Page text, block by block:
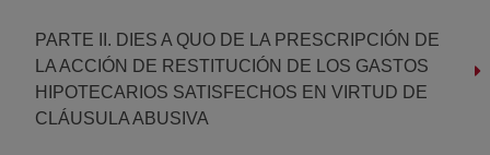
PARTE II. DIES A QUO DE LA PRESCRIPCIÓN DE
LA ACCIÓN DE RESTITUCIÓN DE LOS GASTOS
HIPOTECARIOS SATISFECHOS EN VIRTUD DE
CLÁUSULA ABUSIVA